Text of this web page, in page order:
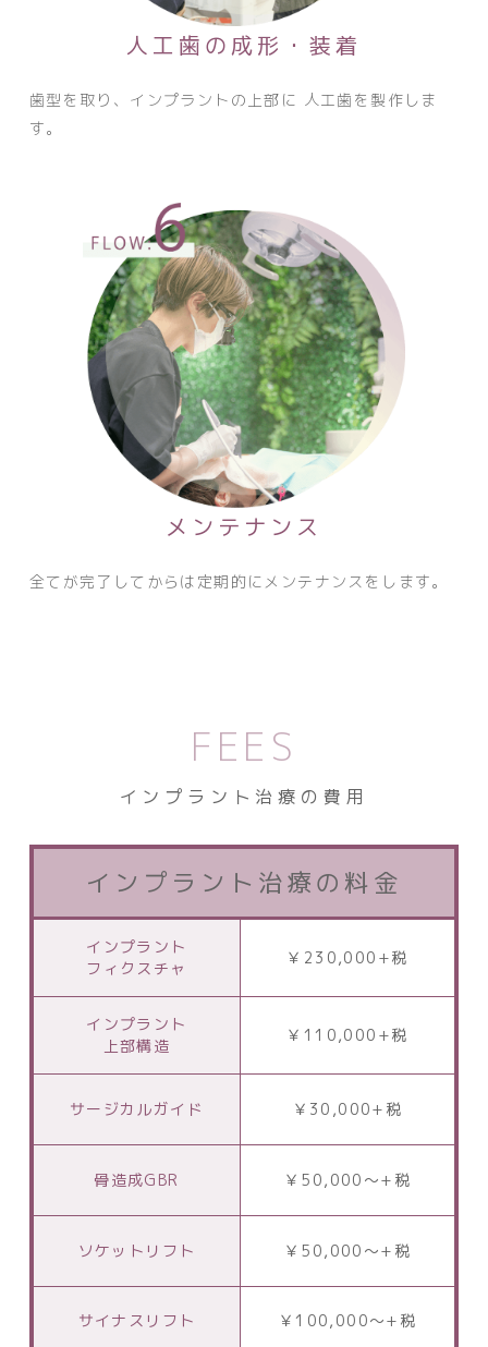
人工歯の成形・装着
歯型を取り、インプラントの上部に 人工歯を製作しま
す。
メンテナンス
全てが完了してからは定期的にメンテナンスをします。
FEES
インプラント治療の費用
インプラント治療の料金
インプラント
フィクスチャ
￥230,000+税
インプラント
上部構造
￥110,000+税
サージカルガイド ￥30,000+税
骨造成GBR ￥50,000〜+税
ソケットリフト ￥50,000〜+税
サイナスリフト ￥100,000〜+税